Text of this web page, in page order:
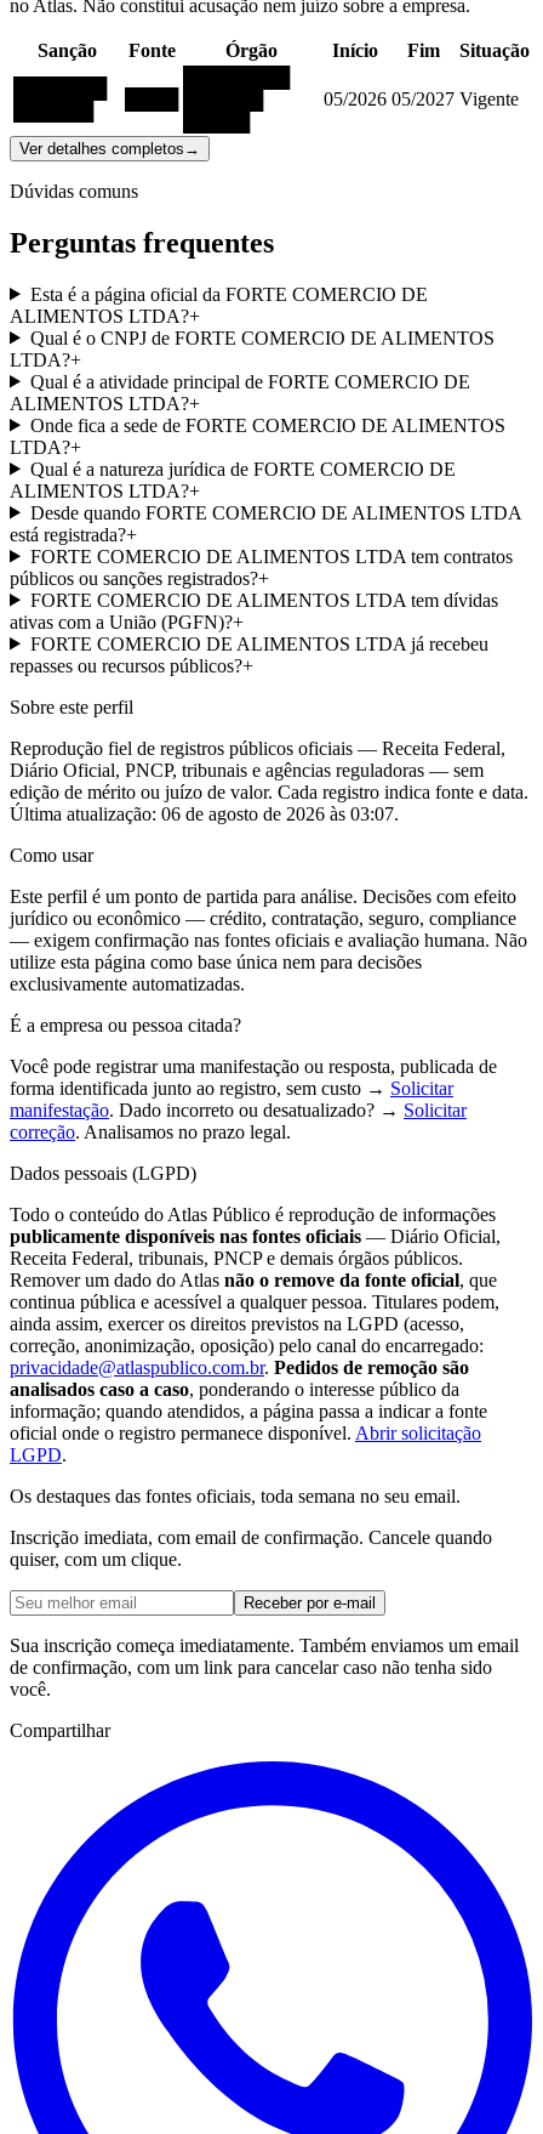
no Atlas. Não constitui acusação nem juízo sobre a empresa.
Sanção Fonte Órgão Início Fim
Situação
05/2026 05/2027 Vigente
Ver detalhes completos →
Dúvidas comuns
Perguntas frequentes
Esta é a página oficial da FORTE COMERCIO DE
ALIMENTOS LTDA?+
Qual é o CNPJ de FORTE COMERCIO DE ALIMENTOS
LTDA?+
Qual é a atividade principal de FORTE COMERCIO DE
ALIMENTOS LTDA?+
Onde fica a sede de FORTE COMERCIO DE ALIMENTOS
LTDA?+
Qual é a natureza jurídica de FORTE COMERCIO DE
ALIMENTOS LTDA?+
Desde quando FORTE COMERCIO DE ALIMENTOS LTDA
está registrada?+
FORTE COMERCIO DE ALIMENTOS LTDA tem contratos
públicos ou sanções registrados?+
FORTE COMERCIO DE ALIMENTOS LTDA tem dívidas
ativas com a União (PGFN)?+
FORTE COMERCIO DE ALIMENTOS LTDA já recebeu
repasses ou recursos públicos?+
Sobre este perfil
Reprodução fiel de registros públicos oficiais — Receita Federal,
Diário Oficial, PNCP, tribunais e agências reguladoras — sem
edição de mérito ou juízo de valor. Cada registro indica fonte e data.
Última atualização: 06 de agosto de 2026 às 03:07.
Como usar
Este perfil é um ponto de partida para análise. Decisões com efeito
jurídico ou econômico — crédito, contratação, seguro, compliance
— exigem confirmação nas fontes oficiais e avaliação humana. Não
utilize esta página como base única nem para decisões
exclusivamente automatizadas.
É a empresa ou pessoa citada?
Você pode registrar uma manifestação ou resposta, publicada de
forma identificada junto ao registro, sem custo → Solicitar
manifestação. Dado incorreto ou desatualizado? → Solicitar
correção. Analisamos no prazo legal.
Dados pessoais (LGPD)
Todo o conteúdo do Atlas Público é reprodução de informações
publicamente disponíveis nas fontes oficiais — Diário Oficial,
Receita Federal, tribunais, PNCP e demais órgãos públicos.
Remover um dado do Atlas não o remove da fonte oficial, que
continua pública e acessível a qualquer pessoa. Titulares podem,
ainda assim, exercer os direitos previstos na LGPD (acesso,
correção, anonimização, oposição) pelo canal do encarregado:
privacidade@atlaspublico.com.br. Pedidos de remoção são
analisados caso a caso, ponderando o interesse público da
informação; quando atendidos, a página passa a indicar a fonte
oficial onde o registro permanece disponível. Abrir solicitação
LGPD.
Os destaques das fontes oficiais, toda semana no seu email.
Inscrição imediata, com email de confirmação. Cancele quando
quiser, com um clique.
Receber por e-mail
Sua inscrição começa imediatamente. Também enviamos um email
de confirmação, com um link para cancelar caso não tenha sido
você.
Compartilhar